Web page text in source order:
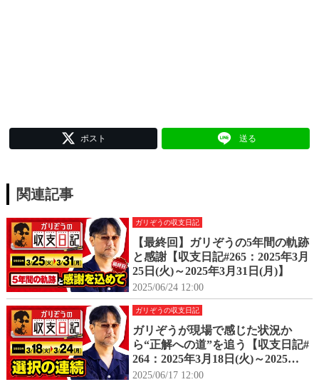
ポスト 送る
関連記事
ガリぞうの収支日記
【最終回】ガリぞうの5年間の軌跡
と感謝【収支日記#265：2025年3月
25日(火)～2025年3月31日(月)】
2025/06/24 12:00
ガリぞうの収支日記
ガリぞうが現場で感じた状況か
ら“正解への道”を追う【収支日記#
264：2025年3月18日(火)～2025年3
月24日(月)】
2025/06/17 12:00